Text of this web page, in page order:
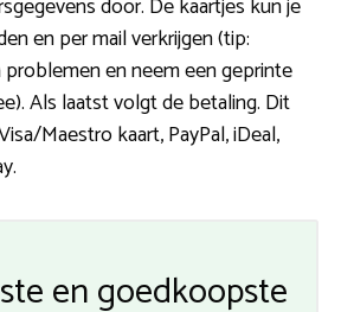
en per mail verkrijgen (tip:
en neem een geprinte
Als laatst volgt de betaling. Dit
Maestro kaart, PayPal, iDeal,
en goedkoopste